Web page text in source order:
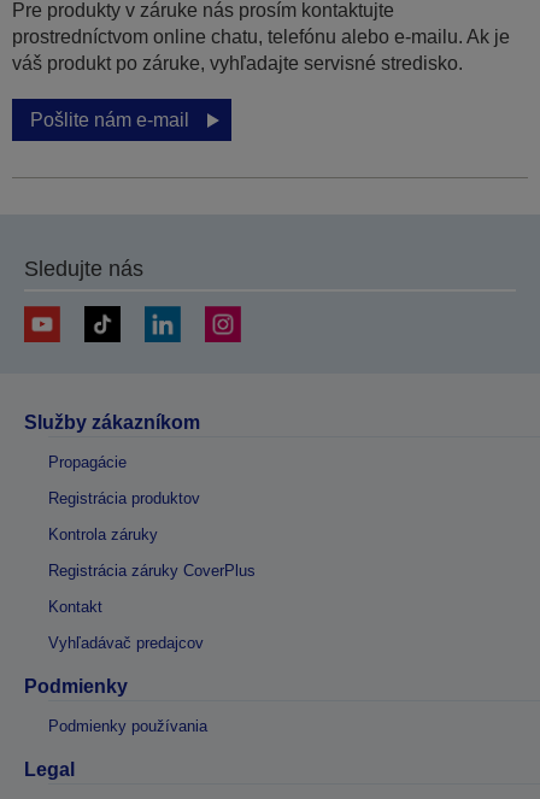
Pre produkty v záruke nás prosím kontaktujte
prostredníctvom online chatu, telefónu alebo e-mailu. Ak je
váš produkt po záruke, vyhľadajte servisné stredisko.
Pošlite nám e-mail
Sledujte nás
Služby zákazníkom
Propagácie
Registrácia produktov
Kontrola záruky
Registrácia záruky CoverPlus
Kontakt
Vyhľadávač predajcov
Podmienky
Podmienky používania
Legal